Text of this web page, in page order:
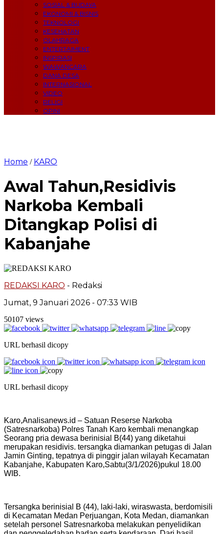
SOSIAL & BUDAYA
EKONOMI & BISNIS
TEKNOLOGI
KESEHATAN
OLAHRAGA
ENTERTAIMENT
INSPIRASI
WAWANCARA
DANA DESA
INTERNASIONAL
VIDEO
RELIGI
OPINI
Home / KARO
Awal Tahun,Residivis
Narkoba Kembali
Ditangkap Polisi di
Kabanjahe
REDAKSI KARO - Redaksi
Jumat, 9 Januari 2026 - 07:33 WIB
50107 views
URL berhasil dicopy
URL berhasil dicopy
Karo,Analisanews.id – Satuan Reserse Narkoba
(Satresnarkoba) Polres Tanah Karo kembali menangkap
Seorang pria dewasa berinisial B(44) yang diketahui
merupakan residivis. tersangka diamankan petugas di Jalan
Jamin Ginting, tepatnya di pinggir jalan wilayah Kecamatan
Kabanjahe, Kabupaten Karo,Sabtu(3/1/2026)pukul 18.00
WIB.
Tersangka berinisial B (44), laki-laki, wiraswasta, berdomisili
di Kecamatan Medan Perjuangan, Kota Medan, diamankan
setelah personel Satresnarkoba melakukan penyelidikan